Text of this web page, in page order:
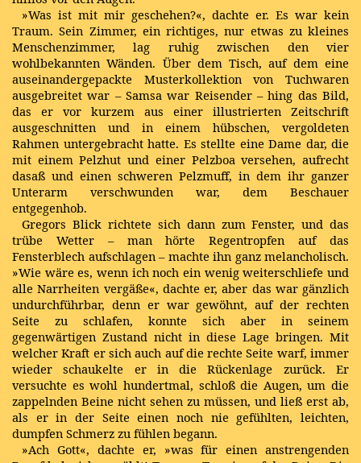
»Was ist mit mir geschehen?«, dachte er. Es war kein
Traum. Sein Zimmer, ein richtiges, nur etwas zu kleines
Menschenzimmer, lag ruhig zwischen den vier
wohlbekannten Wänden. Über dem Tisch, auf dem eine
auseinandergepackte Musterkollektion von Tuchwaren
ausgebreitet war – Samsa war Reisender – hing das Bild,
das er vor kurzem aus einer illustrierten Zeitschrift
ausgeschnitten und in einem hübschen, vergoldeten
Rahmen untergebracht hatte. Es stellte eine Dame dar, die
mit einem Pelzhut und einer Pelzboa versehen, aufrecht
dasaß und einen schweren Pelzmuff, in dem ihr ganzer
Unterarm verschwunden war, dem Beschauer
entgegenhob.
Gregors Blick richtete sich dann zum Fenster, und das
trübe Wetter – man hörte Regentropfen auf das
Fensterblech aufschlagen – machte ihn ganz melancholisch.
»Wie wäre es, wenn ich noch ein wenig weiterschliefe und
alle Narrheiten vergäße«, dachte er, aber das war gänzlich
undurchführbar, denn er war gewöhnt, auf der rechten
Seite zu schlafen, konnte sich aber in seinem
gegenwärtigen Zustand nicht in diese Lage bringen. Mit
welcher Kraft er sich auch auf die rechte Seite warf, immer
wieder schaukelte er in die Rückenlage zurück. Er
versuchte es wohl hundertmal, schloß die Augen, um die
zappelnden Beine nicht sehen zu müssen, und ließ erst ab,
als er in der Seite einen noch nie gefühlten, leichten,
dumpfen Schmerz zu fühlen begann.
»Ach Gott«, dachte er, »was für einen anstrengenden